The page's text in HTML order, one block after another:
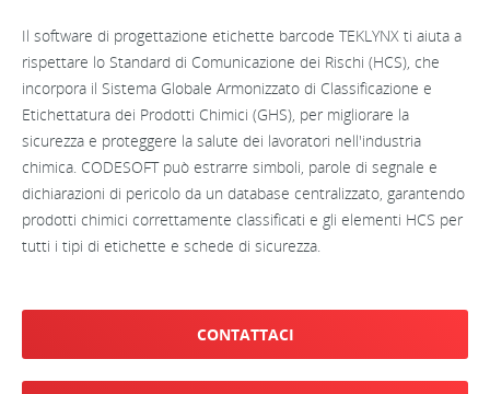
Il software di progettazione etichette barcode TEKLYNX ti aiuta a
rispettare lo Standard di Comunicazione dei Rischi (HCS), che
incorpora il Sistema Globale Armonizzato di Classificazione e
Etichettatura dei Prodotti Chimici (GHS), per migliorare la
sicurezza e proteggere la salute dei lavoratori nell'industria
chimica. CODESOFT può estrarre simboli, parole di segnale e
dichiarazioni di pericolo da un database centralizzato, garantendo
prodotti chimici correttamente classificati e gli elementi HCS per
tutti i tipi di etichette e schede di sicurezza.
CONTATTACI